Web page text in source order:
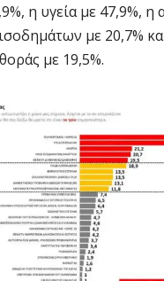
η υγεία με 47,9%, η
με 20,7%
με 19,5%.